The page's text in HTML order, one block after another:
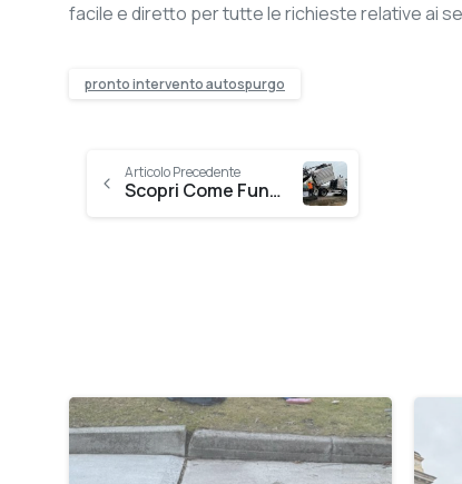
facile e diretto per tutte le richieste relative ai
pronto intervento autospurgo
Continue
Articolo Precedente
Scopri Come Funziona Un Autospurgo con Noi: Guida Completa
0